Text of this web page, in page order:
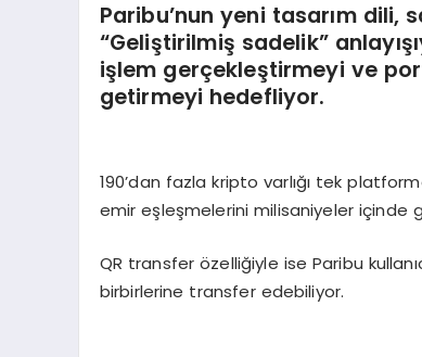
Paribu’nun yeni tasarım
“Geliştirilmiş sadelik”
işlem gerçekleştirmeyi ve
getirmeyi hedefliyor.
190’dan fazla kripto varlığı tek
emir eşleşmelerini milisaniyeler içinde
QR transfer özelliğiyle ise Paribu
birbirlerine transfer edebiliyor.